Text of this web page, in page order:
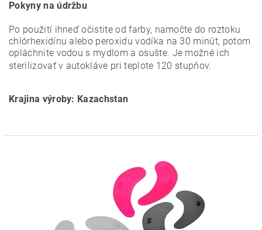
Pokyny na údržbu
Po použití ihneď očistite od farby, namočte do roztoku
chlórhexidínu alebo peroxidu vodíka na 30 minút, potom
opláchnite vodou s mydlom a osušte. Je možné ich
sterilizovať v autokláve pri teplote 120 stupňov.
Krajina výroby: Kazachstan